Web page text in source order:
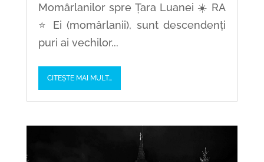
Momârlanilor spre Țara Luanei ☀️ RA
⭐ Ei (momârlanii), sunt descendenți
puri ai vechilor...
CITEȘTE MAI MULT...